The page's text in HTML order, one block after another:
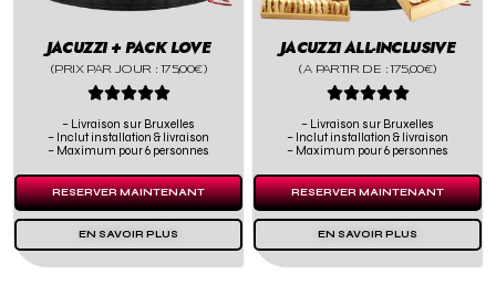
JACUZZI + PACK LOVE
(PRIX PAR JOUR : 175,00€)

– Livraison sur Bruxelles
– Inclut installation & livraison
– Maximum pour 6 personnes
RESERVER MAINTENANT
EN SAVOIR PLUS
JACUZZI ALL-INCLUSIVE
(A PARTIR DE : 175,00€)

– Livraison sur Bruxelles
– Inclut installation & livraison
– Maximum pour 6 personnes
RESERVER MAINTENANT
EN SAVOIR PLUS